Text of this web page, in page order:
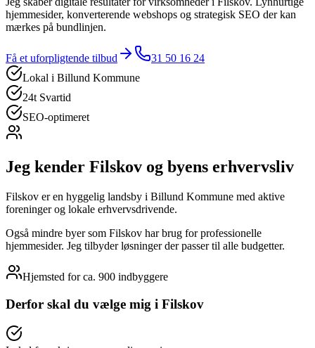
hjemmesider, konverterende webshops og strategisk SEO der kan
mærkes på bundlinjen.
Få et uforpligtende tilbud
31 50 16 24
Lokal i Billund Kommune
24t Svartid
SEO-optimeret
Jeg kender Filskov og byens erhvervsliv
Filskov er en hyggelig landsby i Billund Kommune med aktive
foreninger og lokale erhvervsdrivende.
Også mindre byer som Filskov har brug for professionelle
hjemmesider. Jeg tilbyder løsninger der passer til alle budgetter.
Hjemsted forca. 900 indbyggere
Derfor skal du vælge mig i Filskov